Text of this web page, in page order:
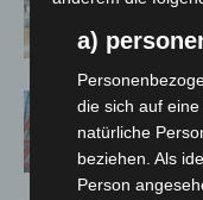
A2:
a)
die sich auf
natürliche
beziehen. Als
Person